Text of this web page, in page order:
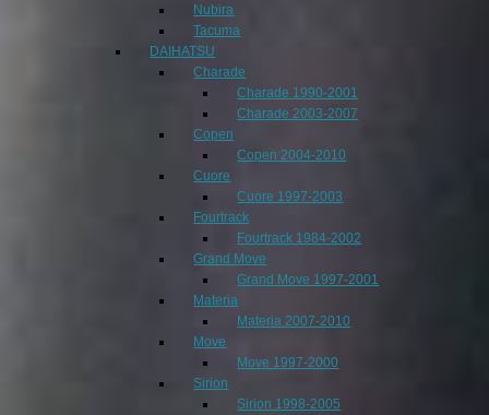
Nubira
Tacuma
DAIHATSU
Charade
Charade 1990-2001
Charade 2003-2007
Copen
Copen 2004-2010
Cuore
Cuore 1997-2003
Fourtrack
Fourtrack 1984-2002
Grand Move
Grand Move 1997-2001
Materia
Materia 2007-2010
Move
Move 1997-2000
Sirion
Sirion 1998-2005